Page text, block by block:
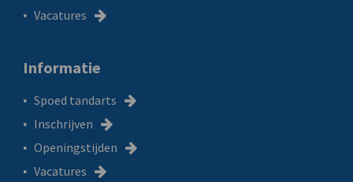
Vacatures
Informatie
Spoed tandarts
Inschrijven
Openingstijden
Vacatures